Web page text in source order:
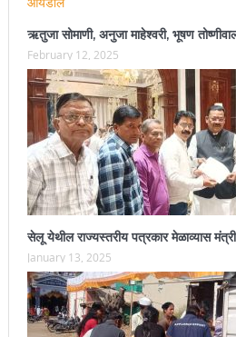
ऋतुजा सोमाणी, अनुजा माहेश्वरी, भूषण
February 12, 2025
सेलू येथील राज्यस्तरीय पत्रकार मेळाव्यास
January 13, 2025